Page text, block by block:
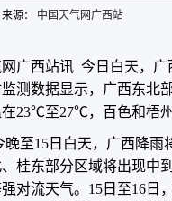
源： 中国天气网广西站
广西站讯 今日白天，
监测数据显示，广西东
在23℃至27℃，百色和梧
晚至15日白天，广西降
桂东部分区域将出现中
对流天气。15日至16